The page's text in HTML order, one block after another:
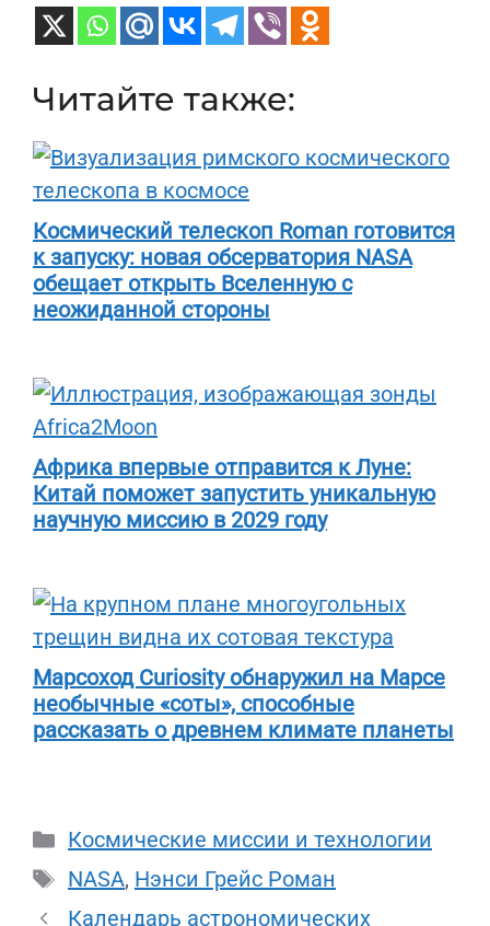
Читайте также:
Космический телескоп Roman готовится
к запуску: новая обсерватория NASA
обещает открыть Вселенную с
неожиданной стороны
Африка впервые отправится к Луне:
Китай поможет запустить уникальную
научную миссию в 2029 году
Марсоход Curiosity обнаружил на Марсе
необычные «соты», способные
рассказать о древнем климате планеты
Рубрики
Космические миссии и технологии
Метки
NASA, Нэнси Грейс Роман
Календарь астрономических